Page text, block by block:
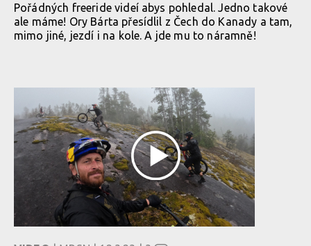
Pořádných freeride videí abys pohledal. Jedno takové
ale máme! Ory Bárta přesídlil z Čech do Kanady a tam,
mimo jiné, jezdí i na kole. A jde mu to náramně!